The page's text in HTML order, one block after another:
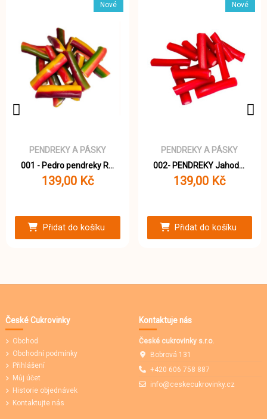
Nové
PENDREKY A PÁSKY
001 - Pedro pendreky Rainbow 1000g
139,00 Kč
Přidat do košíku
Nové
PENDREKY A PÁSKY
002- PENDREKY Jahoda 1000g
139,00 Kč
Přidat do košíku
České Cukrovinky
Obchod
Obchodní podmínky
Přihlášení
Můj účet
Historie objednávek
Kontaktujte nás
Kontaktuje nás
České cukrovinky s.r.o.
Bobrová 131
+420 606 758 887
info@ceskecukrovinky.cz